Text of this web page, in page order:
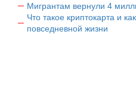
Мигрантам вернули 4
Что такое криптокарта и
повседневной жизни